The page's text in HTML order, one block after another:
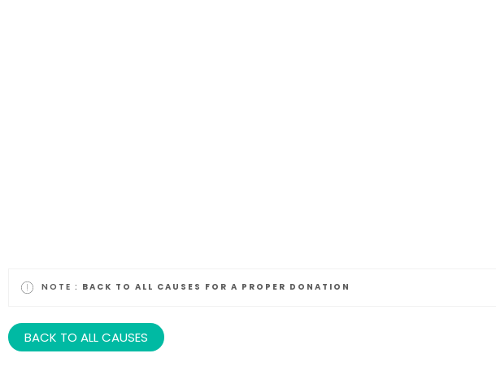
NOTE : BACK TO ALL CAUSES FOR A PROPER DONATION
BACK TO ALL CAUSES